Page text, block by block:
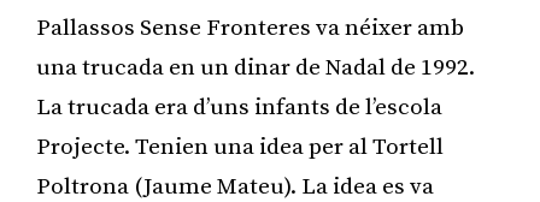
Pallassos Sense Fronteres va néixer amb
una trucada en un dinar de Nadal de 1992.
La trucada era d’uns infants de l’escola
Projecte. Tenien una idea per al Tortell
Poltrona (Jaume Mateu). La idea es va